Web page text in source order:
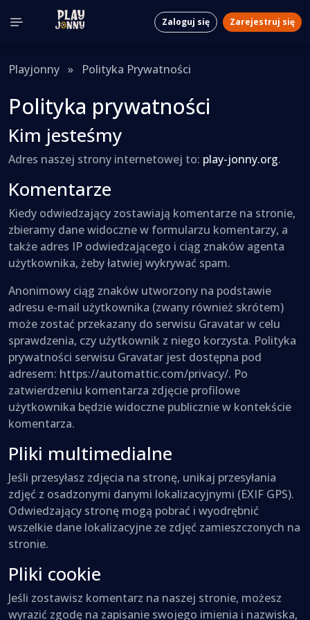
Zaloguj się Zarejestruj się
Playjonny » Polityka Prywatności
Polityka prywatności
Kim jesteśmy
Adres naszej strony internetowej to: play-jonny.org.
Komentarze
Kiedy odwiedzający zostawiają komentarze na stronie,
zbieramy dane widoczne w formularzu komentarzy, a
także adres IP odwiedzającego i ciąg znaków agenta
użytkownika, żeby łatwiej wykrywać spam.
Anonimowy ciąg znaków utworzony na podstawie
adresu e-mail użytkownika (zwany również skrótem)
może zostać przekazany do serwisu Gravatar w celu
sprawdzenia, czy użytkownik z niego korzysta. Polityka
prywatności serwisu Gravatar jest dostępna pod
adresem: https://automattic.com/privacy/. Po
zatwierdzeniu komentarza zdjęcie profilowe
użytkownika będzie widoczne publicznie w kontekście
komentarza.
Pliki multimedialne
Jeśli przesyłasz zdjęcia na stronę, unikaj przesyłania
zdjęć z osadzonymi danymi lokalizacyjnymi (EXIF GPS).
Odwiedzający stronę mogą pobrać i wyodrębnić
wszelkie dane lokalizacyjne ze zdjęć zamieszczonych na
stronie.
Pliki cookie
Jeśli zostawisz komentarz na naszej stronie, możesz
wyrazić zgodę na zapisanie swojego imienia i nazwiska,